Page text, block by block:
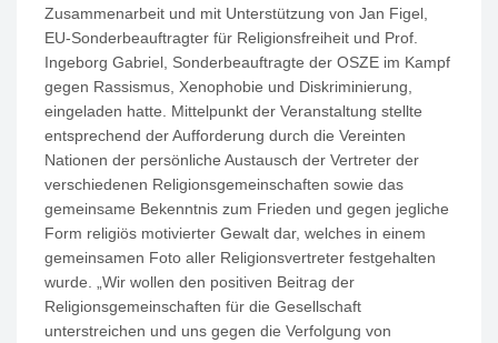
Zusammenarbeit und mit Unterstützung von Jan Figel,
EU-Sonderbeauftragter für Religionsfreiheit und Prof.
Ingeborg Gabriel, Sonderbeauftragte der OSZE im Kampf
gegen Rassismus, Xenophobie und Diskriminierung,
eingeladen hatte. Mittelpunkt der Veranstaltung stellte
entsprechend der Aufforderung durch die Vereinten
Nationen der persönliche Austausch der Vertreter der
verschiedenen Religionsgemeinschaften sowie das
gemeinsame Bekenntnis zum Frieden und gegen jegliche
Form religiös motivierter Gewalt dar, welches in einem
gemeinsamen Foto aller Religionsvertreter festgehalten
wurde. „Wir wollen den positiven Beitrag der
Religionsgemeinschaften für die Gesellschaft
unterstreichen und uns gegen die Verfolgung von